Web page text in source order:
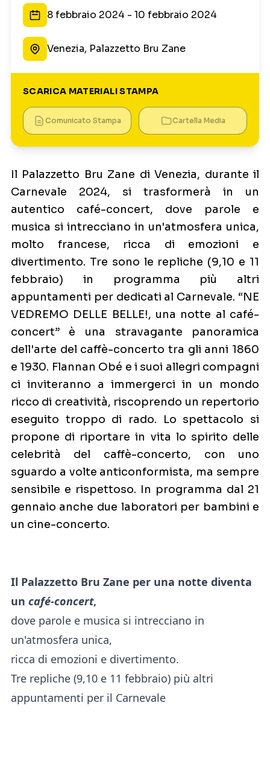
8 febbraio 2024 - 10 febbraio 2024
Venezia, Palazzetto Bru Zane
SCARICA MATERIALI STAMPA
Comunicato Stampa Cartella Media
Il Palazzetto Bru Zane di Venezia, durante il
Carnevale 2024, si trasformerà in un
autentico café-concert, dove parole e
musica si intrecciano in un'atmosfera unica,
molto francese, ricca di emozioni e
divertimento. Tre sono le repliche (9,10 e 11
febbraio) in programma più altri
appuntamenti per dedicati al Carnevale. “NE
VEDREMO DELLE BELLE!, una notte al café-
concert” è una stravagante panoramica
dell'arte del caffè-concerto tra gli anni 1860
e 1930. Flannan Obé e i suoi allegri compagni
ci inviteranno a immergerci in un mondo
ricco di creatività, riscoprendo un repertorio
eseguito troppo di rado. Lo spettacolo si
propone di riportare in vita lo spirito delle
celebrità del caffè-concerto, con uno
sguardo a volte anticonformista, ma sempre
sensibile e rispettoso. In programma dal 21
gennaio anche due laboratori per bambini e
un cine-concerto.
Il Palazzetto Bru Zane per una notte diventa
un café-concert,
dove parole e musica si intrecciano in
un'atmosfera unica,
ricca di emozioni e divertimento.
Tre repliche (9,10 e 11 febbraio) più altri
appuntamenti per il Carnevale